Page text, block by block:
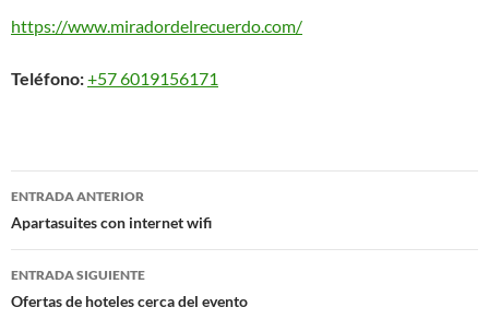
https://www.miradordelrecuerdo.com/
Teléfono:+57 6019156171
Navegación
de
entradas
ENTRADA ANTERIOR
Apartasuites con internet wifi
ENTRADA SIGUIENTE
Ofertas de hoteles cerca del evento